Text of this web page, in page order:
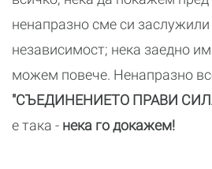
ненапразно сме си заслужили
независимост; нека заедно
можем повече. Ненапразно
"СЪЕДИНЕНИЕТО ПРАВИ
е така - нека го докажем!